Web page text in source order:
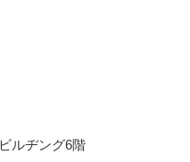
ルヂング6階